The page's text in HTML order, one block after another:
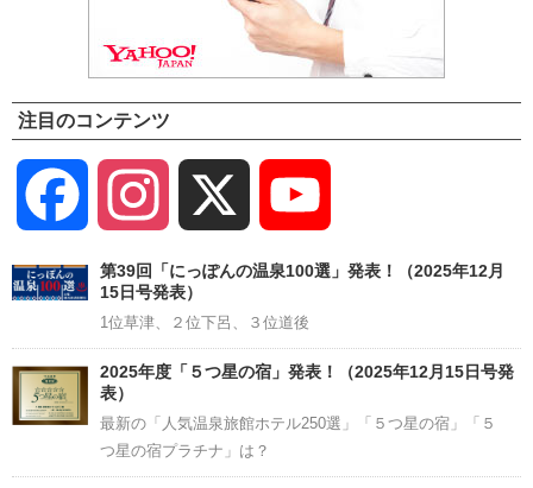
注目のコンテンツ
Facebook Instagram
Channel
第39回「にっぽんの温泉100選」発表！（2025年12月
15日号発表）
1位草津、２位下呂、３位道後
2025年度「５つ星の宿」発表！（2025年12月15日号発
表）
最新の「人気温泉旅館ホテル250選」「５つ星の宿」「５
つ星の宿プラチナ」は？